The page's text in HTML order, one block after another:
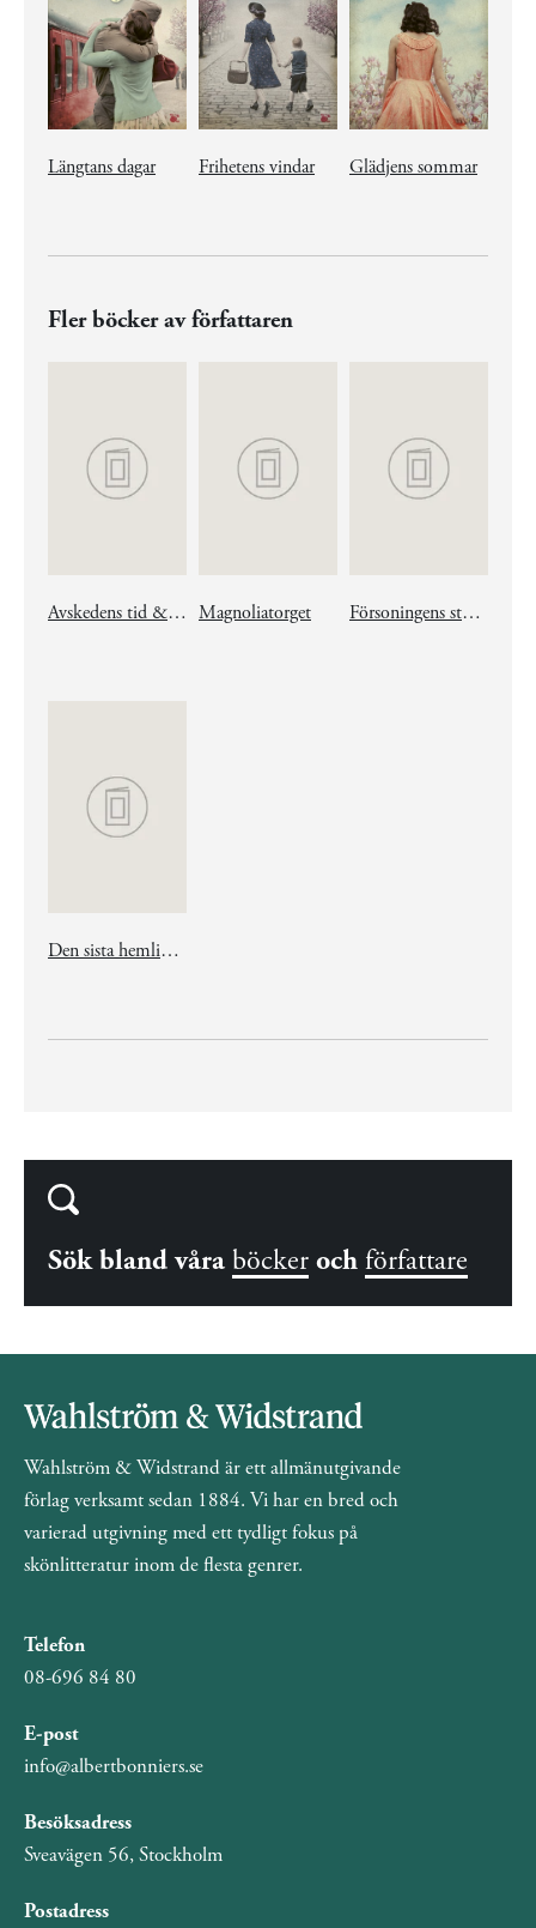
Längtans dagar Frihetens vindar Glädjens sommar
Fler böcker av författaren
Avskedens tid & Svikna löften (1 volym) Magnoliatorget Försoningens stund
Den sista hemligheten
Sök bland våra böcker och författare
Wahlström & Widstrand är ett allmänutgivande
förlag verksamt sedan 1884. Vi har en bred och
varierad utgivning med ett tydligt fokus på
skönlitteratur inom de flesta genrer.
Telefon
08-696 84 80
E-post
info@albertbonniers.se
Besöksadress
Sveavägen 56, Stockholm
Postadress